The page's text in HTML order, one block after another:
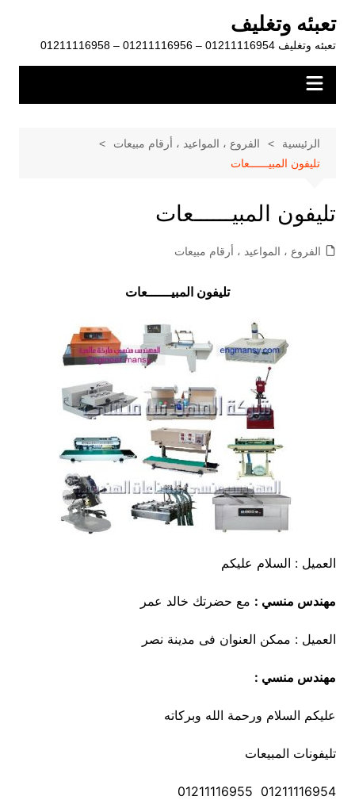
المحتوى
تعبئه وتغليف
تعبئه وتغليف 01211116954 – 01211116956 – 01211116958
الرئيسية
الفروع ، المواعيد ، أرقام مبيعات
تليفون المبيــــــعات
تليفون المبيــــــعات
الفروع ، المواعيد ، أرقام مبيعات
تليفون المبيــــــعات
العميل : السلام عليكم
مهندس منسي : مع حضرتك خالد عمر
العميل : ممكن العنوان فى مدينة نصر
مهندس منسي :
عليكم السلام ورحمة الله وبركاته
تليفونات المبيعات
01211116954 01211116955